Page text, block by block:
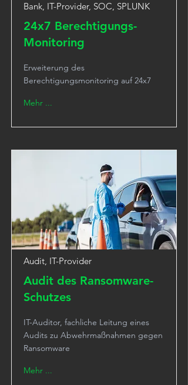
Bank, IT-Provider, SOC, SPLUNK
24x7 Berechtigungs-
Monitoring
Erweiterung des
Berechtigungsmonitoring auf 24x7
Mehr ...
Audit, IT-Provider
Audit des Ransomware-
Schutzes
IT-Auditor, fachliche Leitung eines
Audits zu Abwehrmaßnahmen gegen
Ransomware
Mehr ...